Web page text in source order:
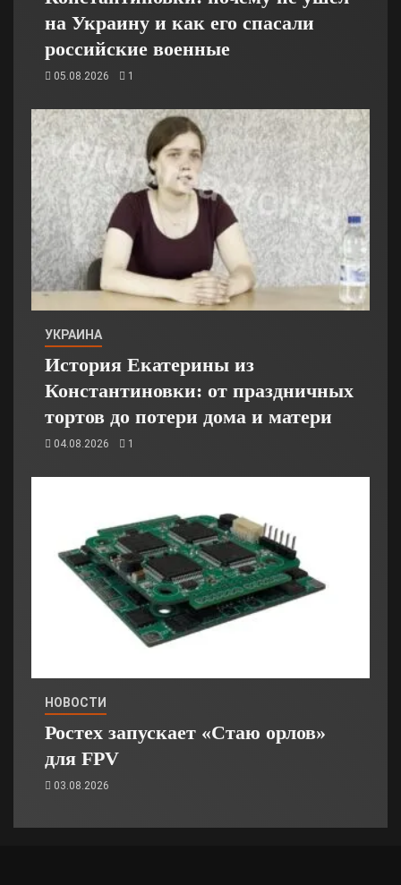
на Украину и как его спасали
российские военные
05.08.2026 1
УКРАИНА
История Екатерины из
Константиновки: от праздничных
тортов до потери дома и матери
04.08.2026 1
НОВОСТИ
Ростех запускает «Стаю орлов»
для FPV
03.08.2026